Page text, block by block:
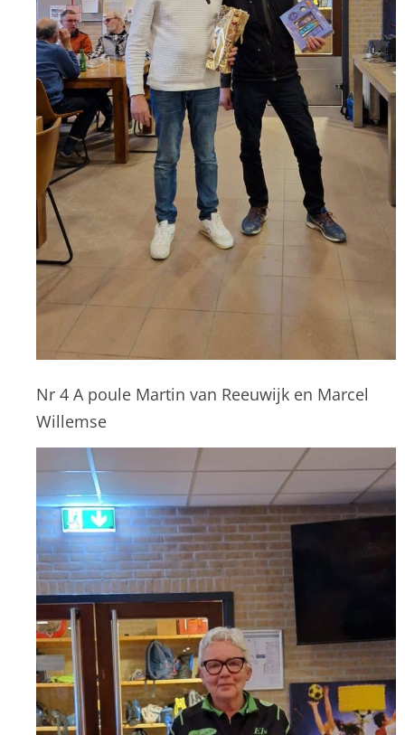
Nr 4 A poule Martin van Reeuwijk en Marcel
Willemse